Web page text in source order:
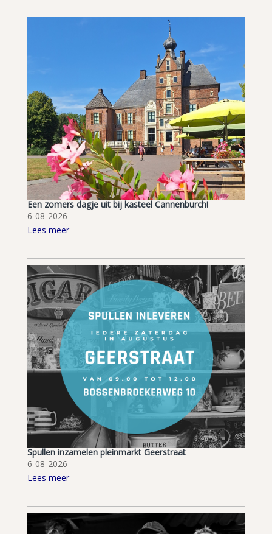
Een zomers dagje uit bij kasteel Cannenburch!
6-08-2026
Lees meer
Spullen inzamelen pleinmarkt Geerstraat
6-08-2026
Lees meer